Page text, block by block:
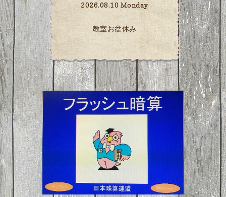
2026.08.10 Monday
教室お盆休み